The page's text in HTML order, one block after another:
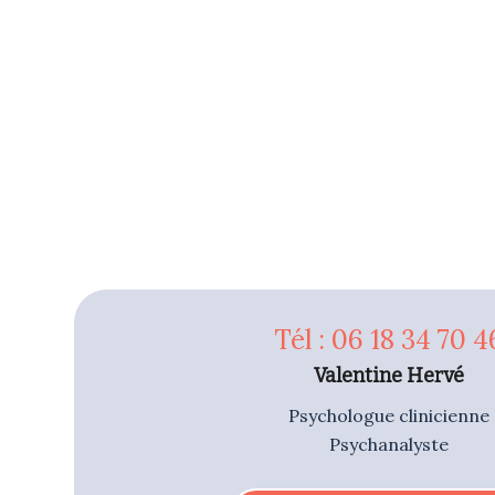
Tél : 06 18 34 70
Valentine Hervé
Psychologue clinicienne
Psychanalyste